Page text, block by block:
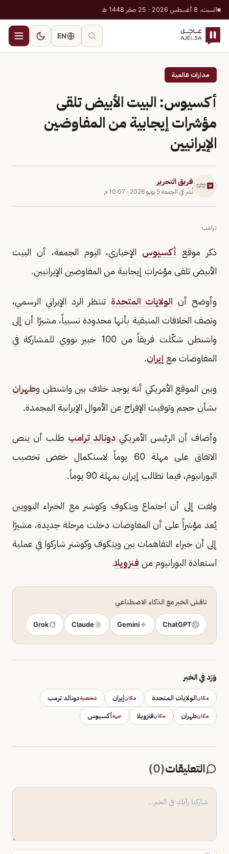
السبت، 8 أغسطس 2026 · 25 صفر 1448 هـ
EN
مدارات عالمية
أكسيوس: البيت الأبيض تلقى
مؤشرات إيجابية من المفاوضين
الإيرانيين
فريق التحرير
نُشر في الجمعة 5 يونيو 2026 · 10:07 م
ترامب
ذكر موقع أكسيوس الإخباري، اليوم الجمعة، أن البيت
الأبيض تلقى مؤشرات إيجابية من المفاوضين الإيرانيين.
وأوضح أن الولايات المتحدة تنتظر الرد الإيراني الرسمي،
وتصف الخلافات المتبقية بأنها محدودة نسبياً، مشيرًا أن إلى
واشنطن شكّلت فريقاً من 100 خبير نووي للمشاركة في
المفاوضات مع إيران.
وبين الموقع الأمريكي أنه يوجد خلاف بين واشنطن وطهران
بشأن حجم وتوقيت الإفراج عن الأموال الإيرانية المجمدة.
وأضاف أن الرئيس الأمريكي دونالد ترامب طلب أن ينص
الاتفاق على مهلة 60 يوماً لاستكمال خفض تخصيب
اليورانيوم، فيما تطالب إيران بمهلة 90 يوماً.
ولفت إلى أن اجتماع ويتكوف وكوشنر مع الخبراء النوويين
يُعد مؤشراً على أن المفاوضات دخلت مرحلة جديدة، مشيرًا
إلى أن خبراء التفاهمات بين ويتكوف وكوشنر شاركوا في عملية
استعادة اليورانيوم من فنزويلا.
ناقش الخبر مع الذكاء الاصطناعي
ChatGPT
Gemini
Claude
Grok
وَرَد في الخبر
مكانالولايات المتحدة مكانإيران شخصيةدونالد ترمب
مكانطهران مكانفنزويلا جهةأكسيوس
التعليقات(
0
)